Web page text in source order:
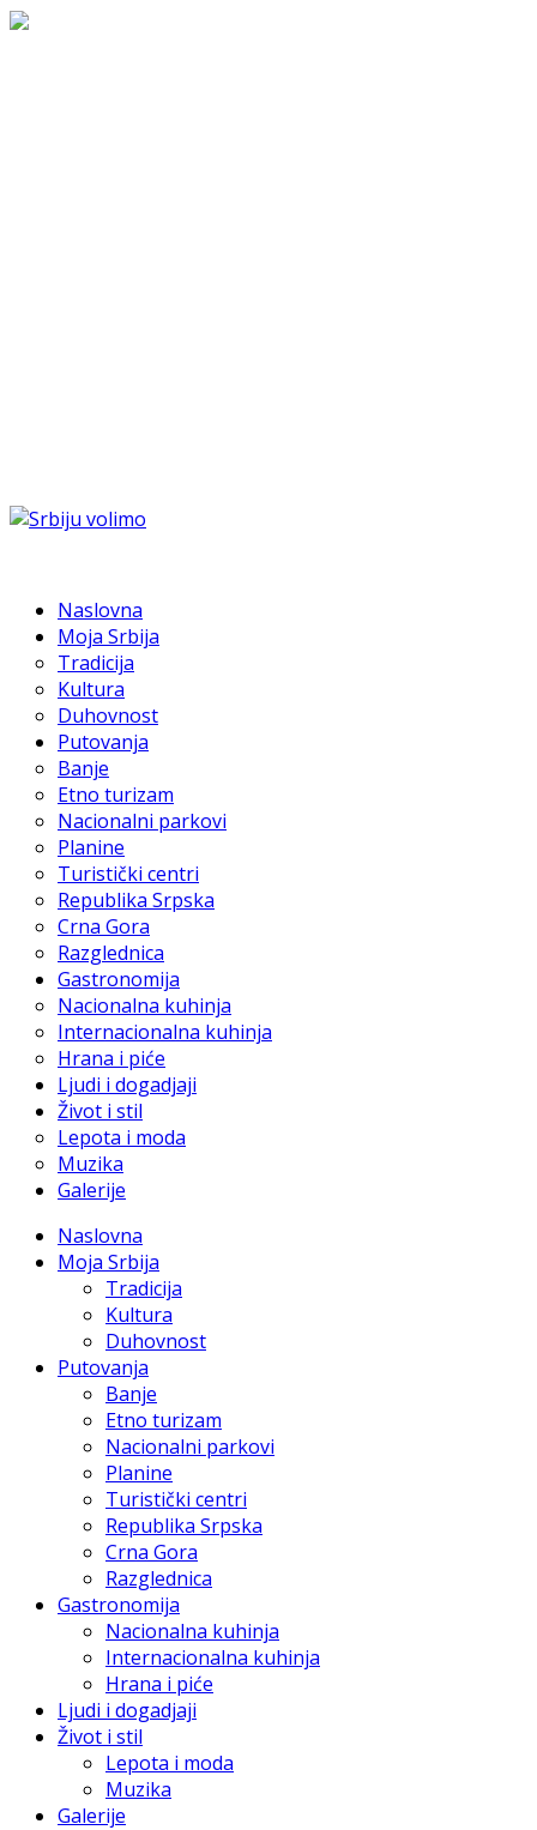
Naslovna
Moja Srbija
Tradicija
Kultura
Duhovnost
Putovanja
Banje
Etno turizam
Nacionalni parkovi
Planine
Turistički centri
Republika Srpska
Crna Gora
Razglednica
Gastronomija
Nacionalna kuhinja
Internacionalna kuhinja
Hrana i piće
Ljudi i dogadjaji
Život i stil
Lepota i moda
Muzika
Galerije
Naslovna
Moja Srbija
Tradicija
Kultura
Duhovnost
Putovanja
Banje
Etno turizam
Nacionalni parkovi
Planine
Turistički centri
Republika Srpska
Crna Gora
Razglednica
Gastronomija
Nacionalna kuhinja
Internacionalna kuhinja
Hrana i piće
Ljudi i dogadjaji
Život i stil
Lepota i moda
Muzika
Galerije